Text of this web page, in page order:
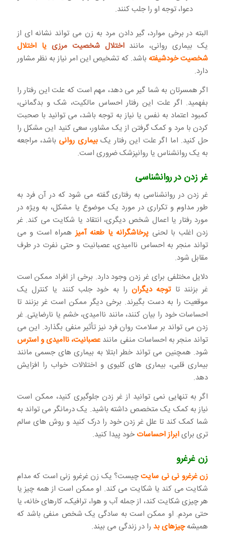
دعوا، توجه او را جلب کنند.
البته در برخی موارد، گیر دادن مرد به زن می تواند نشانه ای از
یک بیماری روانی، ماننداختلال شخصیت مرزی یا اختلال
شخصیت خودشیفته باشد. که تشخیص این امر نیاز به نظر مشاور
دارد.
اگر همسرتان به شما گیر می دهد، مهم است که علت این رفتار را
بفهمید. اگر علت این رفتار احساس مالکیت، شک و بدگمانی،
کمبود اعتماد به نفس یا نیاز به توجه باشد، می توانید با صحبت
کردن با مرد و کمک گرفتن از یک مشاور، سعی کنید این مشکل را
حل کنید. اما اگر علت این رفتار یکبیماری روانی باشد، مراجعه
به یک روانشناس یا روانپزشک ضروری است.
غر زدن در روانشناسی
غر زدن در روانشناسی به رفتاری گفته می شود که در آن فرد به
طور مداوم و تکراری در مورد یک موضوع یا مشکل، به ویژه در
مورد رفتار یا اعمال شخص دیگری، انتقاد یا شکایت می کند. غر
زدن اغلب با لحنی پرخاشگرانه یا طعنه آمیزهمراه است و می
تواند منجر به احساس ناامیدی، عصبانیت و حتی نفرت در طرف
مقابل شود.
دلایل مختلفی برای غر زدن وجود دارد. برخی از افراد ممکن است
غر بزنند تاتوجه دیگرانرا به خود جلب کنند یا کنترل یک
موقعیت را به دست بگیرند. برخی دیگر ممکن است غر بزنند تا
احساسات خود را بیان کنند، مانند ناامیدی، خشم یا نارضایتی. غر
زدن می تواند بر سلامت روان فرد نیز تأثیر منفی بگذارد. این می
تواند منجر به احساسات منفی مانند عصبانیت، ناامیدی و استرس
شود. همچنین می تواند خطر ابتلا به بیماری های جسمی مانند
بیماری قلبی، بیماری های کلیوی و اختلالات خواب را افزایش
دهد.
اگر به تنهایی نمی توانید از غر زدن جلوگیری کنید، ممکن است
نیاز به کمک یک متخصص داشته باشید. یک درمانگر می تواند به
شما کمک کند تا علل غر زدن خود را درک کنید و روش های سالم
تری برایابراز احساسات خود پیدا کنید.
زن غرغرو
زن غرغرو نی نی سایتچیست؟ یک زن غرغرو زنی است که مدام
شکایت می کند یا شکایت می کند. او ممکن است از همه چیز یا
هر چیزی شکایت کند، از جمله آب و هوا، ترافیک، کارهای خانه، یا
حتی مردم. او ممکن است به سادگی یک شخص منفی باشد که
همیشهچیزهای بد را در زندگی می بیند.